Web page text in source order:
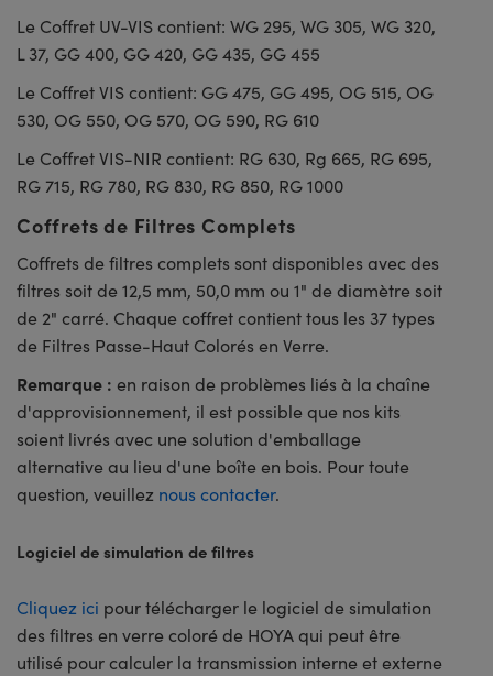
Le Coffret UV-VIS contient: WG 295, WG 305, WG 320,
L 37, GG 400, GG 420, GG 435, GG 455
Le Coffret VIS contient: GG 475, GG 495, OG 515, OG
530, OG 550, OG 570, OG 590, RG 610
Le Coffret VIS-NIR contient: RG 630, Rg 665, RG 695,
RG 715, RG 780, RG 830, RG 850, RG 1000
Coffrets de Filtres Complets
Coffrets de filtres complets sont disponibles avec des
filtres soit de 12,5 mm, 50,0 mm ou 1" de diamètre soit
de 2" carré. Chaque coffret contient tous les 37 types
de Filtres Passe-Haut Colorés en Verre.
Remarque : en raison de problèmes liés à la chaîne
d'approvisionnement, il est possible que nos kits
soient livrés avec une solution d'emballage
alternative au lieu d'une boîte en bois. Pour toute
question, veuillez nous contacter.
Logiciel de simulation de filtres
Cliquez ici pour télécharger le logiciel de simulation
des filtres en verre coloré de HOYA qui peut être
utilisé pour calculer la transmission interne et externe